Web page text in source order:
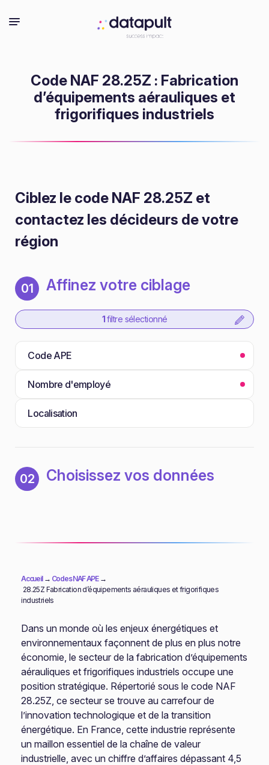
Code NAF 28.25Z : Fabrication
d’équipements aérauliques et
frigorifiques industriels
Ciblez le code NAF 28.25Z et
contactez les décideurs de votre
région
01 Affinez votre ciblage
1 filtre sélectionné
Code APE
Nombre d'employé
Localisation
02 Choisissez vos données
Accueil→ Codes NAF APE→
28.25Z Fabrication d’équipements aérauliques et frigorifiques
industriels
Dans un monde où les enjeux énergétiques et
environnementaux façonnent de plus en plus notre
économie, le secteur de la fabrication d’équipements
aérauliques et frigorifiques industriels occupe une
position stratégique. Répertorié sous le code NAF
28.25Z, ce secteur se trouve au carrefour de
l’innovation technologique et de la transition
énergétique. En France, cette industrie représente
un maillon essentiel de la chaîne de valeur
industrielle, avec un chiffre d’affaires dépassant 4,5